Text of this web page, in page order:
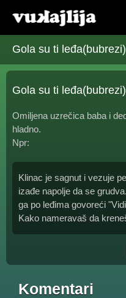
Gola su ti
Gola su ti
Omiljena uzrečica baba i
hladno.
Npr:
Klinac je sagnut i vezuje
izađe napolje da se
ga po leđima govoreći
Kako nameravaš da
Komentari